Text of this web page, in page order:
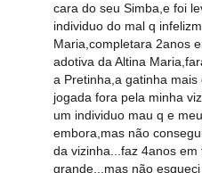
cara do seu Simba,e foi
individuo do mal q
Maria,completara 2anos
adotiva da Altina
a Pretinha,a gatinha
jogada fora pela minha
um individuo mau q e
embora,mas não
da vizinha...faz 4anos
grande...mas não